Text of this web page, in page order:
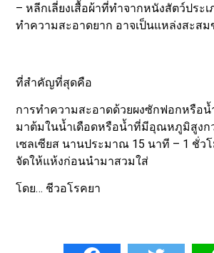
– หลีกเลี่ยงเสื้อผ้าที่ทำจากหนังสัตว์ประ
ทำความสะอาดยาก อาจเป็นแหล่งสะสม
ที่สำคัญที่สุดคือ
การทำความสะอาดด้วยผงซักฟอกหรือน้
มาต้มในน้ำเดือดหรือน้ำที่มีอุณหภูมิสูงก
เซลเซียส นานประมาณ 15 นาที – 1 ชั่ว
จัดให้แห้งก่อนนำมาสวมใส่
โดย… ชีวอโรคยา